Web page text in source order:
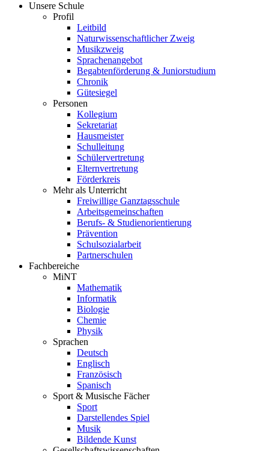
Unsere Schule
Profil
Leitbild
Naturwissenschaftlicher Zweig
Musikzweig
Sprachenangebot
Begabtenförderung & Juniorstudium
Chronik
Gütesiegel
Personen
Kollegium
Sekretariat
Hausmeister
Schulleitung
Schülervertretung
Elternvertretung
Förderkreis
Mehr als Unterricht
Freiwillige Ganztagsschule
Arbeitsgemeinschaften
Berufs- & Studienorientierung
Prävention
Schulsozialarbeit
Partnerschulen
Fachbereiche
MiNT
Mathematik
Informatik
Biologie
Chemie
Physik
Sprachen
Deutsch
Englisch
Französisch
Spanisch
Sport & Musische Fächer
Sport
Darstellendes Spiel
Musik
Bildende Kunst